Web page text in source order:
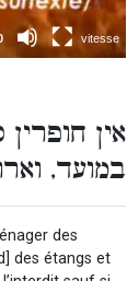
אין
במועד,
des
des étangs et